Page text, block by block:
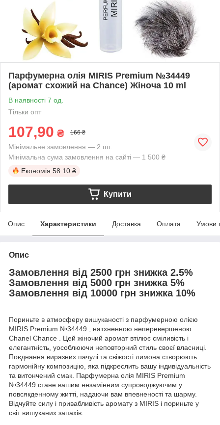
Парфумерна олія MIRIS Premium №34449
(аромат схожий на Chance) Жіноча 10 ml
В наявності 7 од.
Тільки опт
107,90 ₴ 166 ₴
Мінімальне замовлення — 2 шт.
Мінімальна сума замовлення на сайті — 1 500 ₴
Економія 58.10 ₴
Купити
Опис Характеристики Доставка Оплата Умови
Опис
Замовлення від 2500 грн знижка 2.5%
Замовлення від 5000 грн знижка 5%
Замовлення від 10000 грн знижка 10%
Пориньте в атмосферу вишуканості з парфумерною олією
MIRIS Premium №34449 , натхненною неперевершеною
Chanel Chance . Цей жіночий аромат втілює сміливість і
елегантність, уособлюючи неповторний стиль своєї власниці.
Поєднання виразних пачулі та свіжості лимона створюють
гармонійну композицію, яка підкреслить вашу індивідуальність
та витончений смак. Парфумерна олія MIRIS Premium
№34449 стане вашим незамінним супроводжуючим у
повсякденному житті, надаючи вам впевненості та шарму.
Відчуйте силу і привабливість аромату з MIRIS і пориньте у
світ вишуканих запахів.